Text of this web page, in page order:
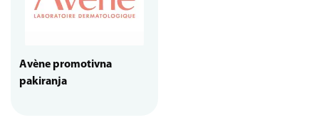
Avène promotivna
pakiranja